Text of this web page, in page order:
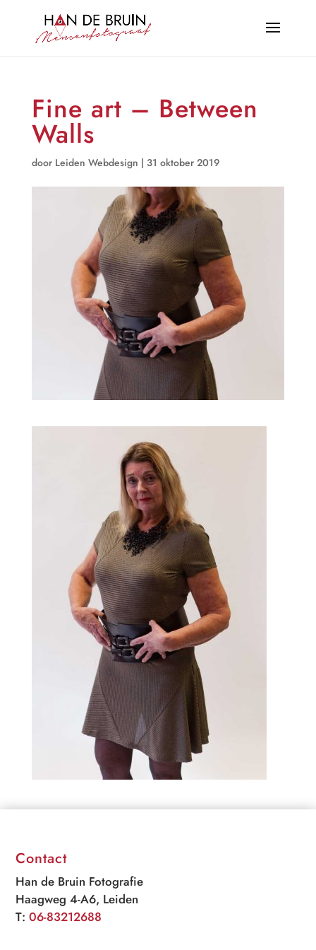
Fine art – Between
Walls
door Leiden Webdesign | 31 oktober 2019
Contact
Han de Bruin Fotografie
Haagweg 4-A6, Leiden
T:06-83212688